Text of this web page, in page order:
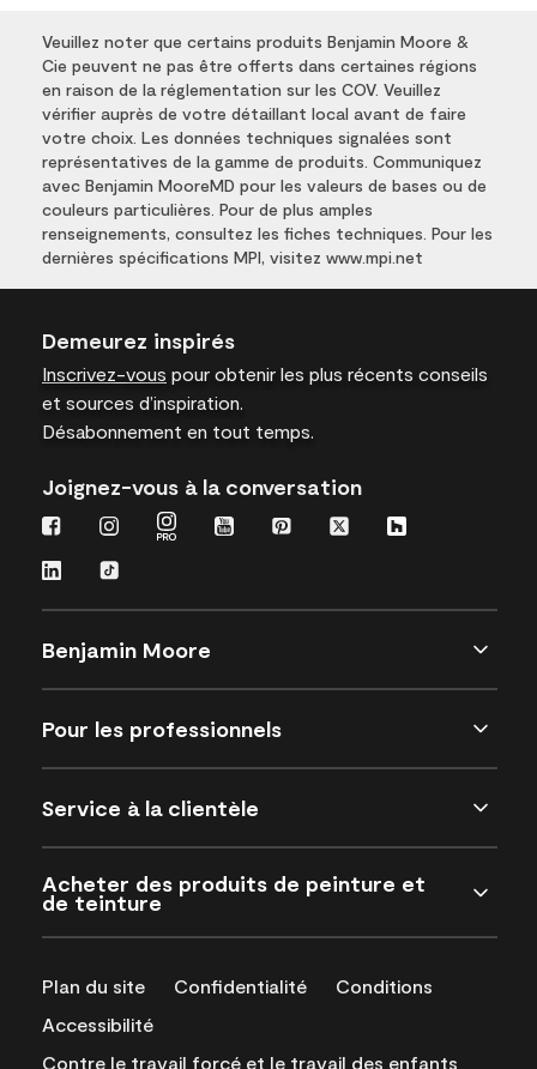
Veuillez noter que certains produits Benjamin Moore &
Cie peuvent ne pas être offerts dans certaines régions
en raison de la réglementation sur les COV. Veuillez
vérifier auprès de votre détaillant local avant de faire
votre choix. Les données techniques signalées sont
représentatives de la gamme de produits. Communiquez
avec Benjamin MooreMD pour les valeurs de bases ou de
couleurs particulières. Pour de plus amples
renseignements, consultez les fiches techniques. Pour les
dernières spécifications MPI, visitez www.mpi.net
Demeurez inspirés
Inscrivez-vous pour obtenir les plus récents conseils
et sources d’inspiration.
Désabonnement en tout temps.
Joignez-vous à la conversation
Benjamin Moore
Pour les professionnels
Service à la clientèle
Acheter des produits de peinture et
de teinture
Plan du site Confidentialité
Conditions
Accessibilité
Contre le travail forcé et le travail des enfants